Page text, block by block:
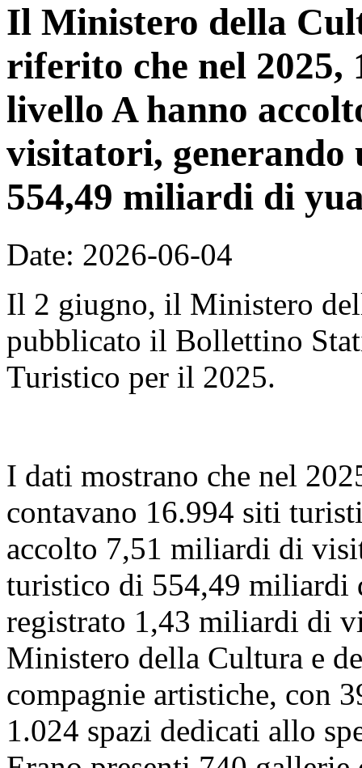
Il Ministero della
riferito che nel
livello A hanno
visitatori,
554,49 miliardi di
Date: 2026-06-04
Il 2 giugno, il Ministero
pubblicato il Bollettino
Turistico per il 2025.
I dati mostrano che nel
contavano 16.994 siti
accolto 7,51 miliardi di
turistico di 554,49 miliardi
registrato 1,43 miliardi di
Ministero della Cultura e
compagnie artistiche, con
1.024 spazi dedicati allo